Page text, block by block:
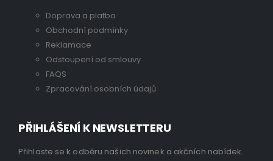
Doprava a platba
Obchodní podmínky
Reklamace
Odstoupení od smlouvy
FAQS
Zpracování osobních údajů
PŘIHLÁŠENÍ K NEWSLETTERU
Přihlaste se k odběru našich novinek a akčních nabídek.